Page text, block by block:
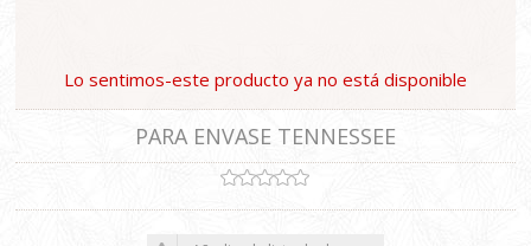
Lo sentimos-este producto ya no está disponible
PARA ENVASE TENNESSEE